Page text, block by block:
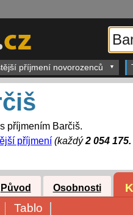
příjmení novorozenců
příjmením Barčiš.
příjmení (každý2 054 175.
Původ Osobnosti
Tablo